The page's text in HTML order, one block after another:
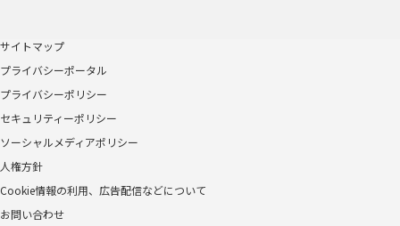
サイトマップ
プライバシーポータル
プライバシーポリシー
セキュリティーポリシー
ソーシャルメディアポリシー
人権方針
Cookie情報の利用、広告配信などについて
お問い合わせ